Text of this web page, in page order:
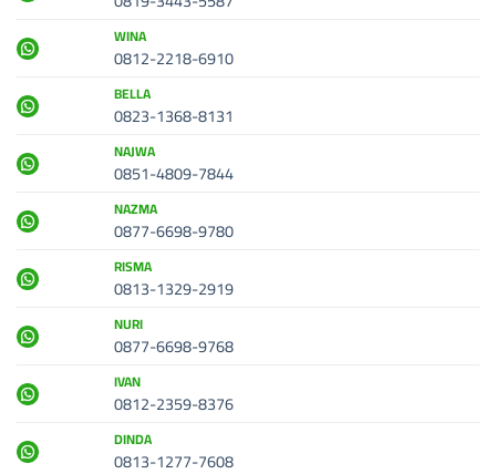
WINA
0812-2218-6910
BELLA
0823-1368-8131
NAJWA
0851-4809-7844
NAZMA
0877-6698-9780
RISMA
0813-1329-2919
NURI
0877-6698-9768
IVAN
0812-2359-8376
DINDA
0813-1277-7608